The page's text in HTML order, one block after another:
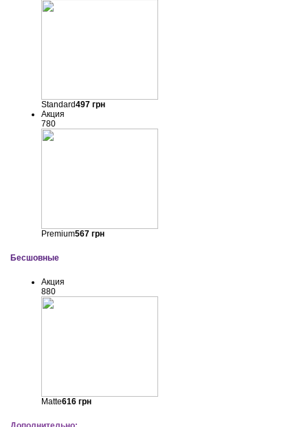
Standard497грн
Акция
780
Premium567грн
Бесшовные
Акция
880
Matte616грн